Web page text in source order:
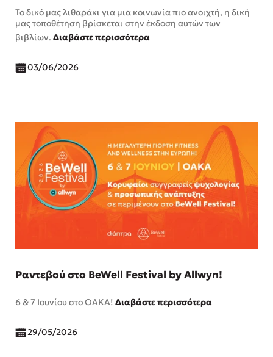
Το δικό μας λιθαράκι για μια κοινωνία πιο ανοιχτή, η δική
μας τοποθέτηση βρίσκεται στην έκδοση αυτών των
βιβλίων. Διαβάστε περισσότερα
03/06/2026
Ραντεβού στο BeWell Festival by Αllwyn!
6 & 7 Ιουνίου στο ΟΑΚΑ! Διαβάστε περισσότερα
29/05/2026